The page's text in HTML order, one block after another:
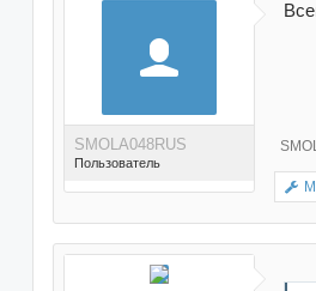
SMOLA048RUS
Пользователь